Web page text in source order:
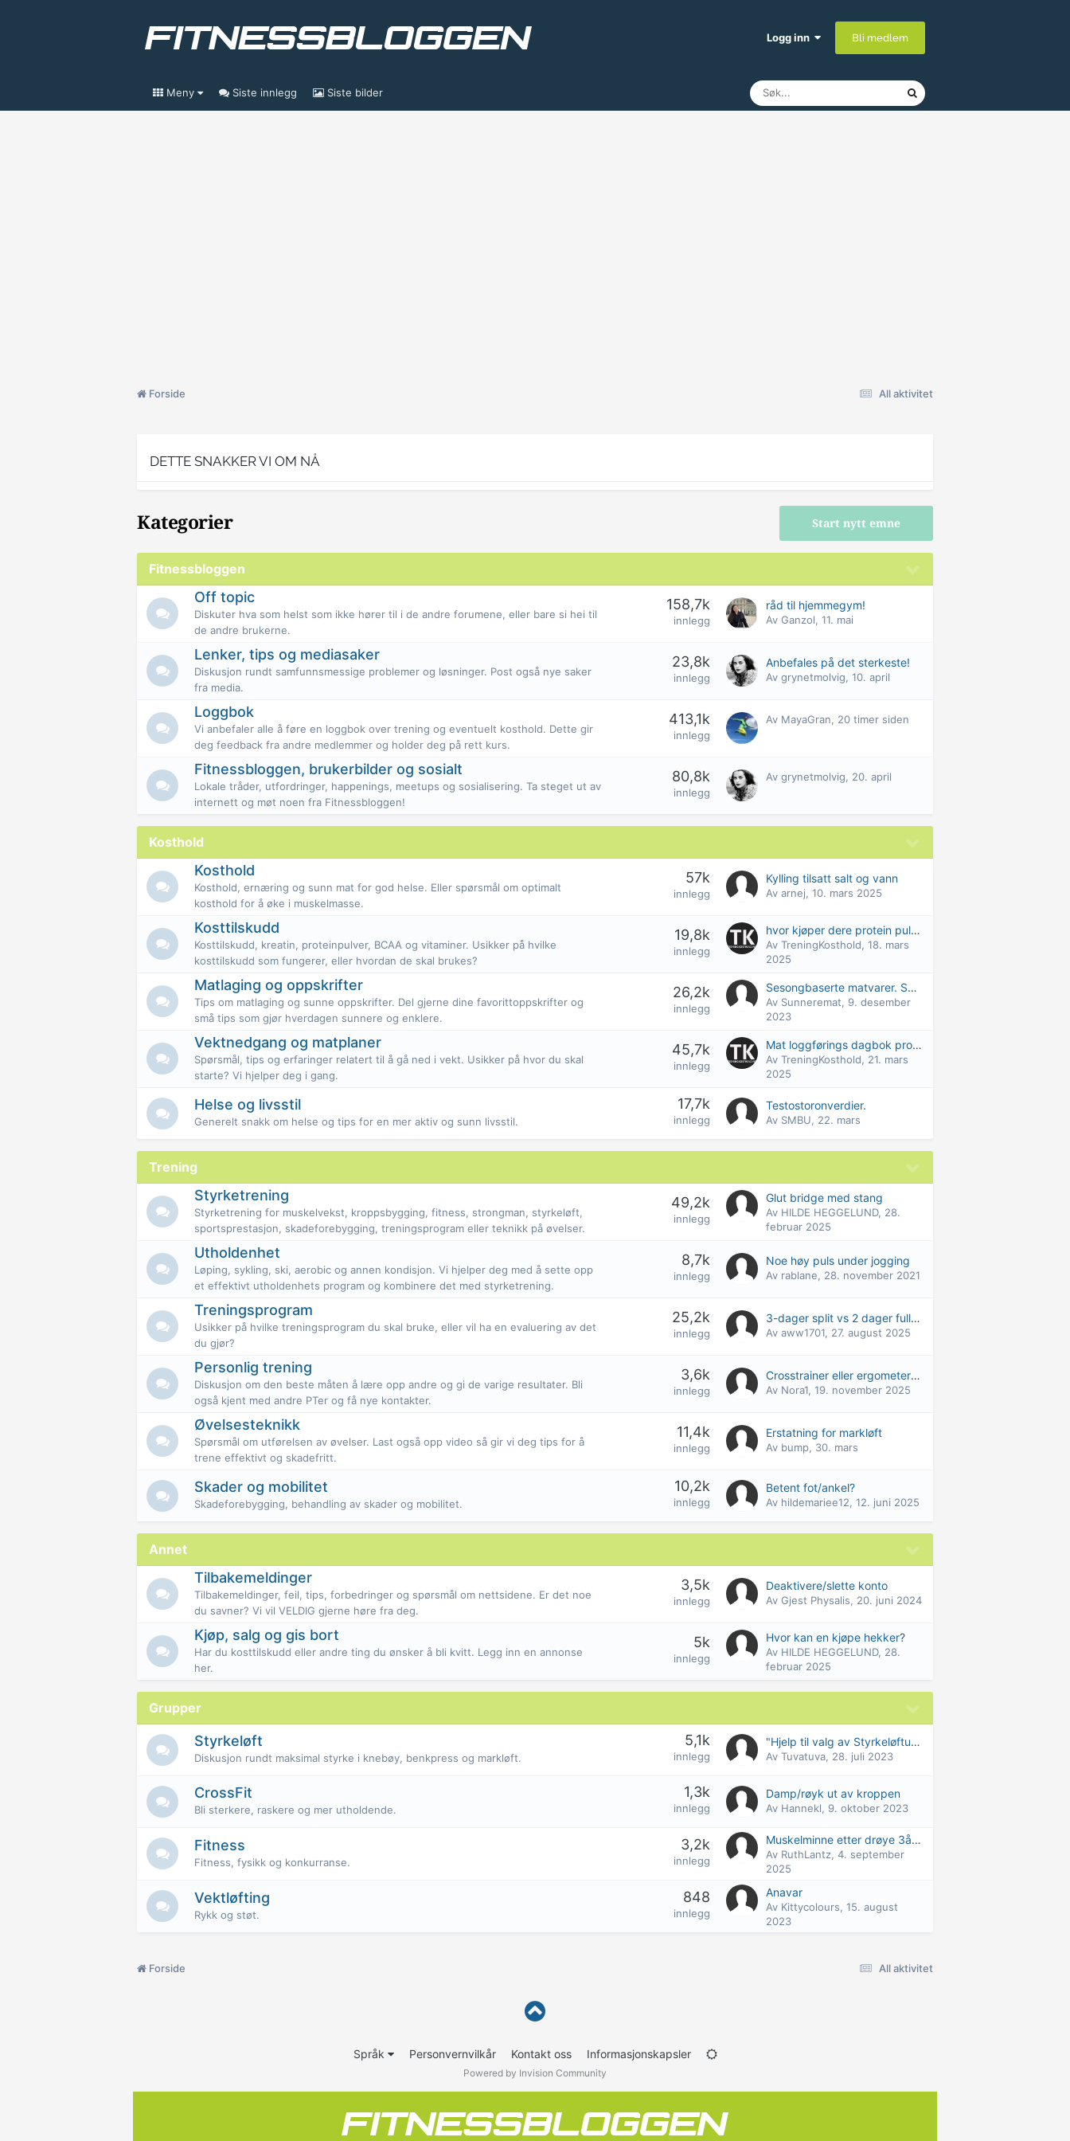
Logg inn Bli medlem
Meny Siste innlegg Siste bilder
All aktivitet
Forside
DETTE SNAKKER VI OM NÅ
Kategorier Start nytt emne
Fitnessbloggen
Off topic
Diskuter hva som helst som ikke hører til i de andre forumene, eller bare si hei til
de andre brukerne.
158,7k
innlegg
råd til hjemmegym!
Av Ganzol, 11. mai
Lenker, tips og mediasaker
Diskusjon rundt samfunnsmessige problemer og løsninger. Post også nye saker
fra media.
23,8k
innlegg
Anbefales på det sterkeste!
Av grynetmolvig 10. april
Loggbok
Vi anbefaler alle å føre en loggbok over trening og eventuelt kosthold. Dette gir
deg feedback fra andre medlemmer og holder deg på rett kurs.
413,1k
innlegg
Av MayaGran, 20 timer siden
Fitnessbloggen, brukerbilder og sosialt
Lokale tråder, utfordringer, happenings, meetups og sosialisering. Ta steget ut av
internett og møt noen fra Fitnessbloggen!
80,8k
innlegg
Av grynetmolvig 20. april
Kosthold
Kosthold
Kosthold, ernæring og sunn mat for god helse. Eller spørsmål om optimalt
kosthold for å øke i muskelmasse.
57k
innlegg
Kylling tilsatt salt og vann
Av arnej, 10. mars 2025
Kosttilskudd
Kosttilskudd, kreatin, proteinpulver, BCAA og vitaminer. Usikker på hvilke
kosttilskudd som fungerer, eller hvordan de skal brukes?
19,8k
innlegg
hvor kjøper dere protein pulver? billig
Av TreningKosthold 18. mars
2025
Matlaging og oppskrifter
Tips om matlaging og sunne oppskrifter. Del gjerne dine favorittoppskrifter og
små tips som gjør hverdagen sunnere og enklere.
26,2k
innlegg
Sesongbaserte matvarer. Sunnere og billigere?
Av Sunneremat, 9. desember
2023
Vektnedgang og matplaner
Spørsmål, tips og erfaringer relatert til å gå ned i vekt. Usikker på hvor du skal
starte? Vi hjelper deg i gang.
45,7k
innlegg
Mat loggførings dagbok program/side
Av TreningKosthold
21. mars
2025
Helse og livsstil
Generelt snakk om helse og tips for en mer aktiv og sunn livsstil.
17,7k
innlegg
Testostoronverdier.
Av SMBU, 22. mars
Trening
Styrketrening
Styrketrening for muskelvekst, kroppsbygging, fitness, strongman, styrkeløft,
sportsprestasjon, skadeforebygging, treningsprogram eller teknikk på øvelser.
49,2k
innlegg
Glut bridge med stang
Av HILDE HEGGELUND, 28.
februar 2025
Utholdenhet
Løping, sykling, ski, aerobic og annen kondisjon. Vi hjelper deg med å sette opp
et effektivt utholdenhets program og kombinere det med styrketrening.
8,7k
innlegg
Noe høy puls under jogging
Av rablane 28. november 2021
Treningsprogram
Usikker på hvilke treningsprogram du skal bruke, eller vil ha en evaluering av det
du gjør?
25,2k
innlegg
3-dager split vs 2 dager fullkropp
Av aww1701, 27. august 2025
Personlig trening
Diskusjon om den beste måten å lære opp andre og gi de varige resultater. Bli
også kjent med andre PTer og få nye kontakter.
3,6k
innlegg
Crosstrainer eller ergometersykkel
Av Nora1 19. november 2025
Øvelsesteknikk
Spørsmål om utførelsen av øvelser. Last også opp video så gir vi deg tips for å
trene effektivt og skadefritt.
11,4k
innlegg
Erstatning for markløft
Av bump, 30. mars
Skader og mobilitet
Skadeforebygging, behandling av skader og mobilitet.
10,2k
innlegg
Betent fot/ankel?
Av hildemariee12 12. juni 2025
Annet
Tilbakemeldinger
Tilbakemeldinger, feil, tips, forbedringer og spørsmål om nettsidene. Er det noe
du savner? Vi vil VELDIG gjerne høre fra deg.
3,5k
innlegg
Deaktivere/slette konto
Av Gjest Physalis, 20. juni 2024
Kjøp, salg og gis bort
Har du kosttilskudd eller andre ting du ønsker å bli kvitt. Legg inn en annonse
her.
5k
innlegg
Hvor kan en kjøpe hekker?
Av HILDE HEGGELUND, 28.
februar 2025
Grupper
Styrkeløft
Diskusjon rundt maksimal styrke i knebøy, benkpress og markløft.
5,1k
innlegg
"Hjelp til valg av Styrkeløftutstyr"-tråden
Av Tuvatuva, 28. juli 2023
CrossFit
Bli sterkere, raskere og mer utholdende.
1,3k
innlegg
Damp/røyk ut av kroppen
Av Hannekl 9. oktober 2023
Fitness
Fitness, fysikk og konkurranse.
3,2k
innlegg
Muskelminne etter drøye 3års pause?
Av RuthLantz, 4. september
2025
Vektløfting
Rykk og støt.
848
innlegg
Anavar
Av Kittycolours 15. august
2023
All aktivitet
Forside
Språk Personvernvilkår Kontakt oss Informasjonskapsler
Powered by Invision Community